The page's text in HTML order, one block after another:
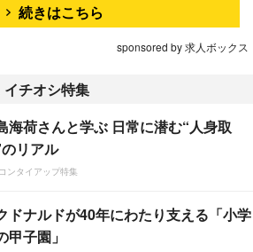
続きはこちら
sponsored by 求人ボックス
チオシ特集
海荷さんと学ぶ 日常に潜む“人身取
リアル
ンタイアップ特集
ドナルドが40年にわたり支える「小学
甲子園」